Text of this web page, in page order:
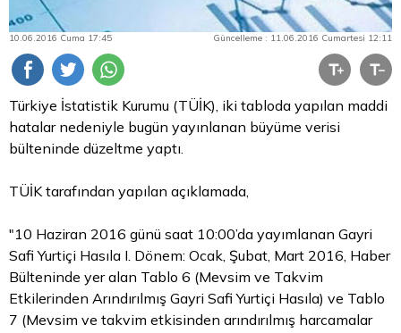
10.06.2016 Cuma 17:45 Güncelleme : 11.06.2016 Cumartesi 12:11
Türkiye İstatistik Kurumu (TÜİK), iki tabloda yapılan maddi
hatalar nedeniyle bugün yayınlanan büyüme verisi
bülteninde düzeltme yaptı.
TÜİK tarafından yapılan açıklamada,
"10 Haziran 2016 günü saat 10:00’da yayımlanan Gayri
Safi Yurtiçi Hasıla I. Dönem: Ocak, Şubat, Mart 2016, Haber
Bülteninde yer alan Tablo 6 (Mevsim ve Takvim
Etkilerinden Arındırılmış Gayri Safi Yurtiçi Hasıla) ve Tablo
7 (Mevsim ve takvim etkisinden arındırılmış harcamalar